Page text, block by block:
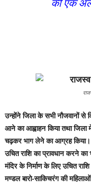
की एक
उन्होंने जिला के सभी नौजवानों
आने का आह्वाहन किया तथा जिला
चढ़कर भाग लेने का आग्रह
उचित राशि का प्रावधान करने
मंदिर के निर्माण के लिए उचित
मण्डल बारो-साकिचरंग की महिलाओं